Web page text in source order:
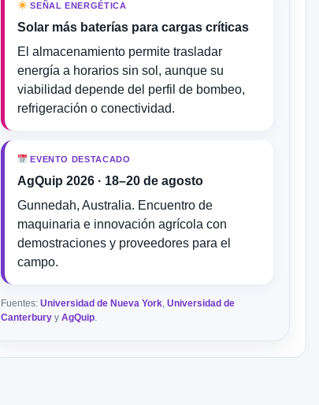
SEÑAL ENERGÉTICA
Solar más baterías para cargas críticas
El almacenamiento permite trasladar
energía a horarios sin sol, aunque su
viabilidad depende del perfil de bombeo,
refrigeración o conectividad.
EVENTO DESTACADO
AgQuip 2026 · 18–20 de agosto
Gunnedah, Australia. Encuentro de
maquinaria e innovación agrícola con
demostraciones y proveedores para el
campo.
Fuentes: Universidad de Nueva York Universidad de
Canterbury y AgQuip